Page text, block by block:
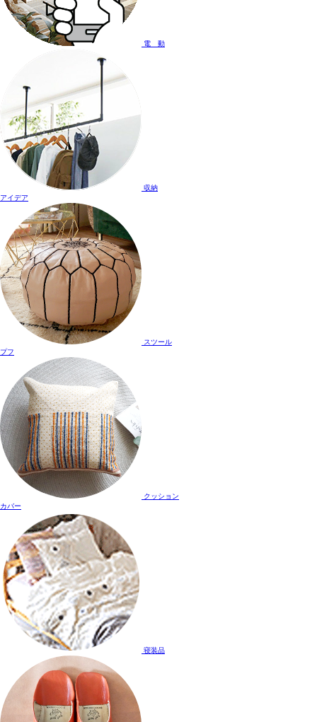
電 動
収納
アイデア
スツール
プフ
クッション
カバー
寝装品